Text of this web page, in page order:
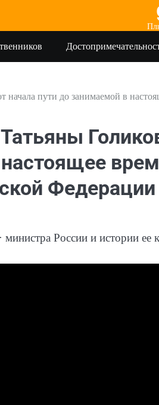
пути до занимаемой в
Федерации